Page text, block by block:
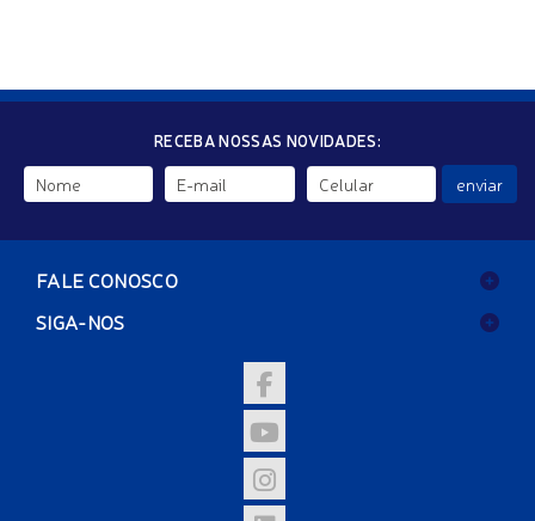
RECEBA NOSSAS NOVIDADES:
enviar
FALE CONOSCO
SIGA-NOS